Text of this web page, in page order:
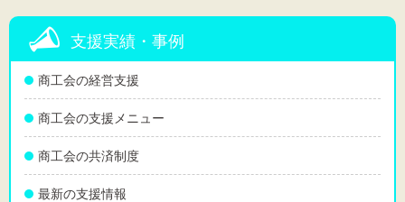
お問い合わせ
文字サイズ
標準 拡大
支援実績・事例
商工会の経営支援
商工会の支援メニュー
商工会の共済制度
最新の支援情報